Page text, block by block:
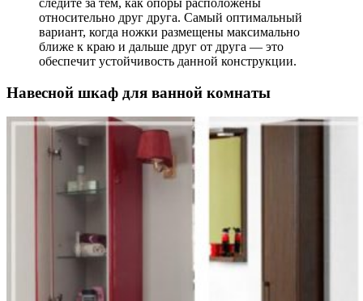
относительно друг друга. Самый оптимальный
вариант, когда ножки размещены максимально
ближе к краю и дальше друг от друга — это
обеспечит устойчивость данной конструкции.
Навесной шкаф для ванной комнаты